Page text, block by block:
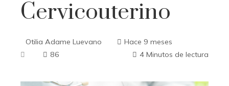
Cervicouterino
Otilia Adame Luevano
Hace 9 meses
86
4 Minutos de lectura